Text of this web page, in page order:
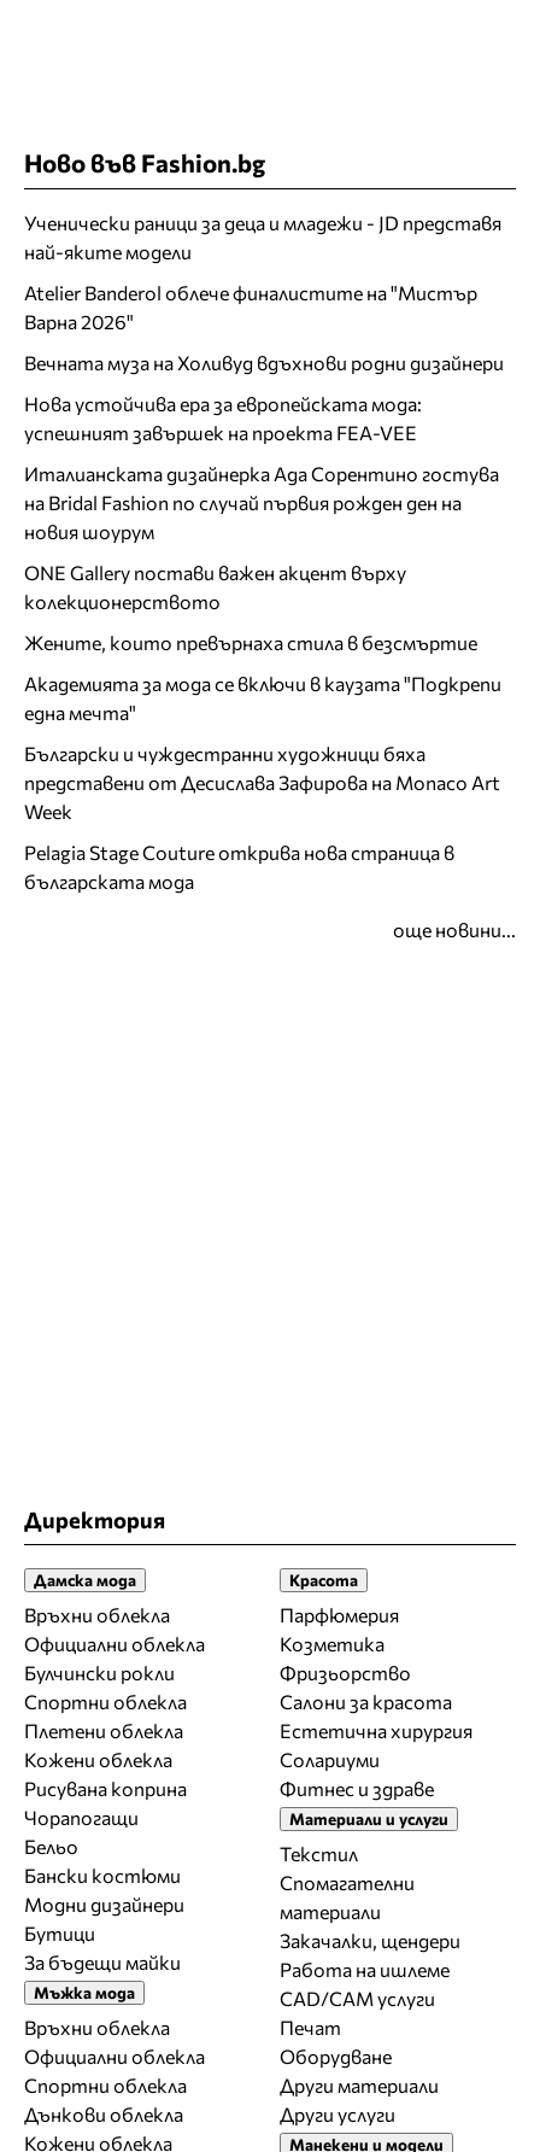
Ново във Fashion.bg
Ученически раници за деца и младежи - JD представя
най-яките модели
Atelier Banderol облече финалистите на "Мистър
Варна 2026"
Вечната муза на Холивуд вдъхнови родни дизайнери
Нова устойчива ера за европейската мода:
успешният завършек на проекта FEA-VEE
Италианската дизайнерка Ада Сорентино гостува
на Bridal Fashion по случай първия рожден ден на
новия шоурум
ONE Gallery постави важен акцент върху
колекционерството
Жените, които превърнаха стила в безсмъртие
Академията за мода се включи в каузата "Подкрепи
една мечта"
Български и чуждестранни художници бяха
представени от Десислава Зафирова на Monaco Art
Week
Pelagia Stage Couture открива нова страница в
българската мода
още новини...
Директория
Дамска мода
Връхни облекла
Официални облекла
Булчински рокли
Спортни облекла
Плетени облекла
Кожени облекла
Рисувана коприна
Чорапогащи
Бельо
Бански костюми
Модни дизайнери
Бутици
За бъдещи майки
Мъжка мода
Връхни облекла
Официални облекла
Спортни облекла
Дънкови облекла
Кожени облекла
Красота
Парфюмерия
Козметика
Фризьорство
Салони за красота
Естетична хирургия
Солариуми
Фитнес и здраве
Материали и услуги
Текстил
Спомагателни
материали
Закачалки, щендери
Работа на ишлеме
CAD/CAM услуги
Печат
Оборудване
Други материали
Други услуги
Манекени и модели